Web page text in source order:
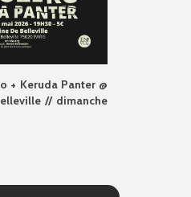
+ Keruda Panter @
// dimanche